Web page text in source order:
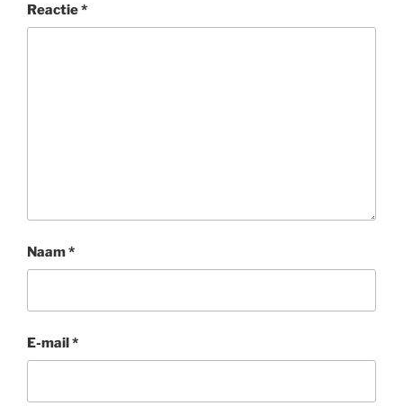
Reactie*
Naam*
E-mail*